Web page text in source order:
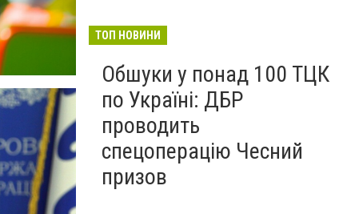
ТОП НОВИНИ
Обшуки у понад 100 ТЦК
по Україні: ДБР
проводить
спецоперацію Чесний
призов